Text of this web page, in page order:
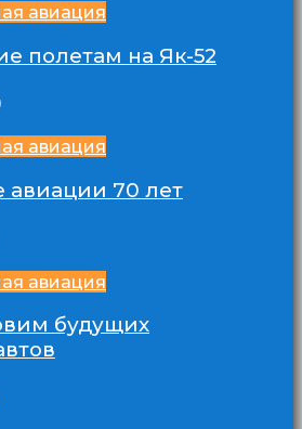
авиация
полетам на Як-52
авиация
авиации 70 лет
авиация
будущих